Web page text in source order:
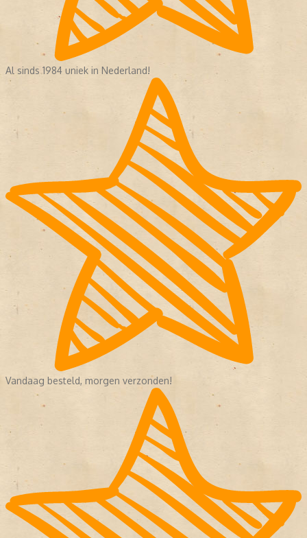
Al sinds 1984 uniek in Nederland!
Vandaag besteld, morgen verzonden!